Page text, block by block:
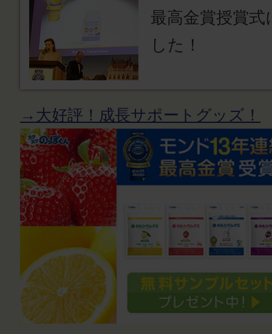
最高金賞授賞
した！
→大好評！成長サポートグッズ！